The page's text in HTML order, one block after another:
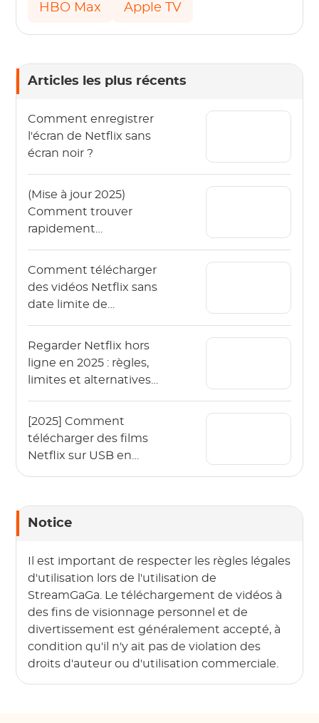
HBO Max Apple TV
Articles les plus récents
Comment enregistrer
l'écran de Netflix sans
écran noir ?
(Mise à jour 2025)
Comment trouver
rapidement
téléchargements
Netflix ?
Comment télécharger
des vidéos Netflix sans
date limite de
Regarder Netflix hors
ligne en 2025 : règles,
limites et alternatives
[2025] Comment
télécharger des films
Netflix sur USB en
Notice
Il est important de respecter les règles légales
d'utilisation lors de l'utilisation de
StreamGaGa. Le téléchargement de vidéos à
des fins de visionnage personnel et de
divertissement est généralement accepté, à
condition qu'il n'y ait pas de violation des
droits d'auteur ou d'utilisation commerciale.